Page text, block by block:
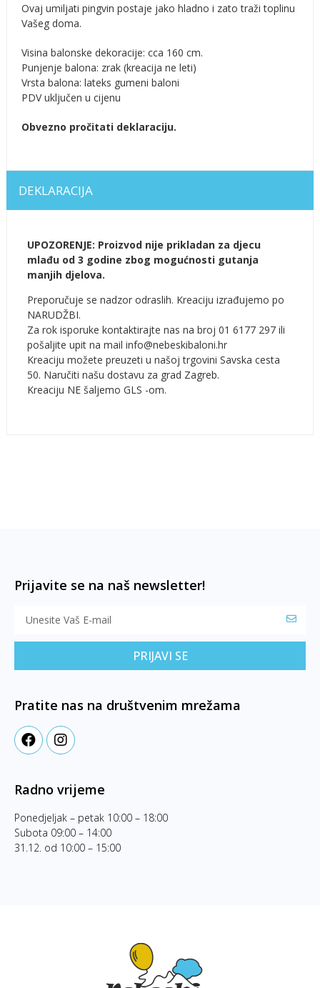
Ovaj umiljati pingvin postaje jako hladno i zato traži toplinu
Vašeg doma.
Visina balonske dekoracije: cca 160 cm.
Punjenje balona: zrak (kreacija ne leti)
Vrsta balona: lateks gumeni baloni
PDV uključen u cijenu
Obvezno pročitati deklaraciju.
DEKLARACIJA
UPOZORENJE: Proizvod nije prikladan za djecu
mlađu od 3 godine zbog mogućnosti gutanja
manjih djelova.
Preporučuje se nadzor odraslih. Kreaciju izrađujemo po
NARUDŽBI.
Za rok isporuke kontaktirajte nas na broj 01 6177 297 ili
pošaljite upit na mail info@nebeskibaloni.hr
Kreaciju možete preuzeti u našoj trgovini Savska cesta
50. Naručiti našu dostavu za grad Zagreb.
Kreaciju NE šaljemo GLS -om.
Prijavite se na naš newsletter!
PRIJAVI SE
Pratite nas na društvenim mrežama
Radno vrijeme
Ponedjeljak – petak 10:00 – 18:00
Subota 09:00 – 14:00
31.12. od 10:00 – 15:00